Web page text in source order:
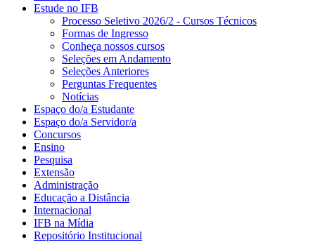
Estude no IFB
Processo Seletivo 2026/2 - Cursos Técnicos
Formas de Ingresso
Conheça nossos cursos
Seleções em Andamento
Seleções Anteriores
Perguntas Frequentes
Notícias
Espaço do/a Estudante
Espaço do/a Servidor/a
Concursos
Ensino
Pesquisa
Extensão
Administração
Educação a Distância
Internacional
IFB na Mídia
Repositório Institucional